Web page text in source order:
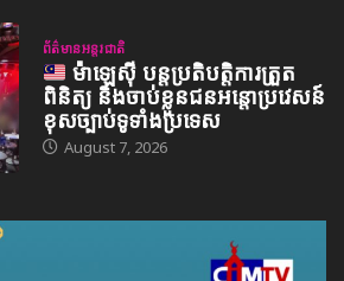
ព័ត៌មានអន្តរជាតិ
ម៉ាឡេស៊ី បន្តប្រតិបត្តិការត្រួត
ពិនិត្យ និងចាប់ខ្លួនជនអន្តោប្រវេសន៍
ខុសច្បាប់ទូទាំងប្រទេស
August 7, 2026